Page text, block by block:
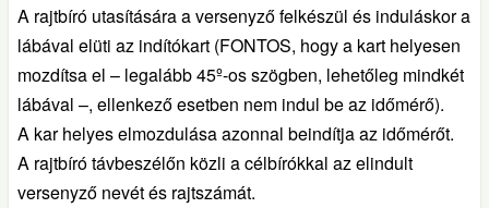
A rajtbíró utasítására a versenyző felkészül és induláskor a
lábával elüti az indítókart (FONTOS, hogy a kart helyesen
mozdítsa el – legalább 45º-os szögben, lehetőleg mindkét
lábával –, ellenkező esetben nem indul be az időmérő).
A kar helyes elmozdulása azonnal beindítja az időmérőt.
A rajtbíró távbeszélőn közli a célbírókkal az elindult
versenyző nevét és rajtszámát.